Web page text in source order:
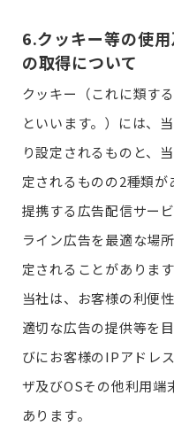
6.クッキー等の使
の取得について
クッキー（これに類す
といいます。）には、
り設定されるものと、
定されるものの2種類
提携する広告配信サー
ライン広告を最適な場
定されることがあります
当社は、お客様の利便
適切な広告の提供等を
びにお客様のIPアドレ
ザ及びOSその他利用端
あります。